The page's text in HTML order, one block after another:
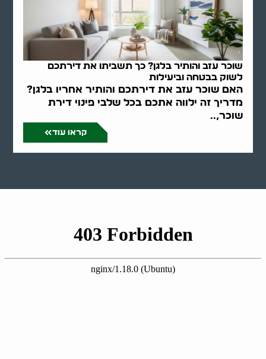
שוכר עזב והותיר בלגן? כך תשביתו את דירתכם
לשוק בבטחה וביעילות
האם שוכר עזב את דירתכם והותיר אחריו בלגן?
מדריך זה ילווה אתכם בכל שלבי פינוי דירת
שוכר,..
קראו עוד